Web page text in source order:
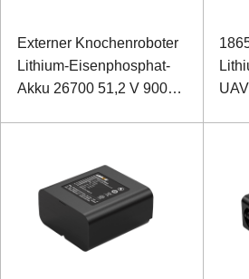
Externer Knochenroboter
Lithium-Eisenphosphat-
Akku 26700 51,2 V 9000